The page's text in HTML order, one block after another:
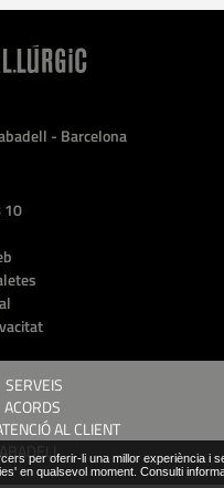
per oferir-li una millor experiència
en qualsevol moment. Consulti
- Barcelona
10
SERVEIS
ACORDS
AL CLIENT